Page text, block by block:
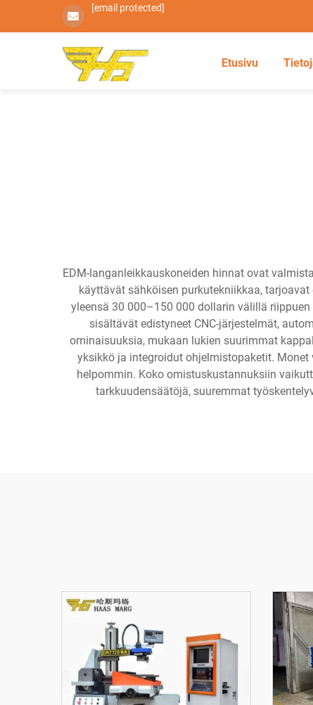
[email protected]
Etusivu
EDM-langanleikkauskoneiden hinnat ovat
käyttävät sähköisen purkutekniikkaa,
yleensä 30 000–150 000 dollarin välillä
sisältävät edistyneet CNC-järjestelmät,
ominaisuuksia, mukaan lukien suurimmat
yksikkö ja integroidut ohjelmistopaketit.
helpommin. Koko omistuskustannuksiin
tarkkuudensäätöjä, suuremmat